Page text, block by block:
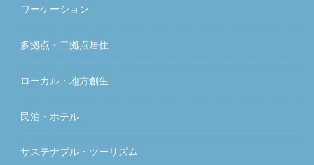
ワーケーション
多拠点・二拠点居住
ローカル・地方創生
民泊・ホテル
サステナブル・ツーリズム